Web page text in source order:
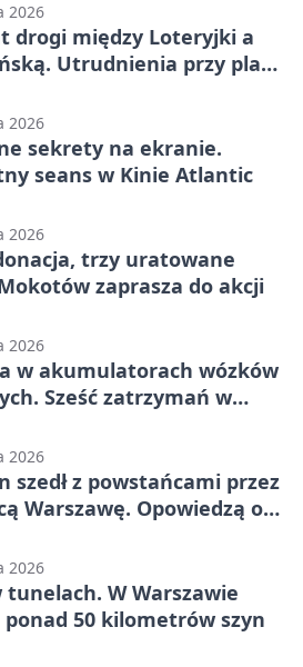
2026
drogi między Loteryjki a
Utrudnienia przy placu
2026
sekrety na ekranie.
seans w Kinie Atlantic
2026
trzy uratowane
zaprasza do akcji
2026
w akumulatorach wózków
Sześć zatrzymań w
2026
szedł z powstańcami przez
Warszawę. Opowiedzą o
2026
W Warszawie
50 kilometrów szyn